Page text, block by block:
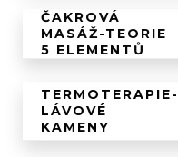
ČAKROVÁ
MASÁŽ-TEORIE
5 ELEMENTŮ
TERMOTERAPIE-
LÁVOVÉ
KAMENY